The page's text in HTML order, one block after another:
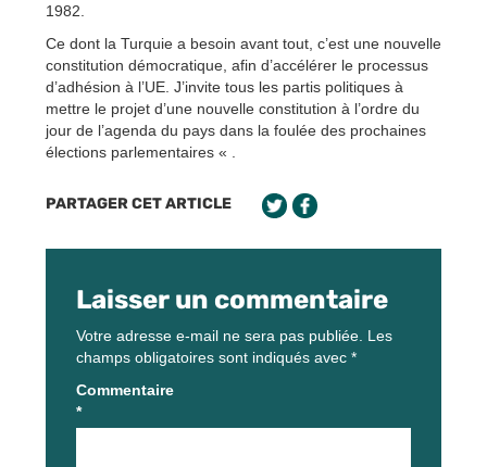
1982.
Ce dont la Turquie a besoin avant tout, c’est une nouvelle
constitution démocratique, afin d’accélérer le processus
d’adhésion à l’UE. J’invite tous les partis politiques à
mettre le projet d’une nouvelle constitution à l’ordre du
jour de l’agenda du pays dans la foulée des prochaines
élections parlementaires « .
PARTAGER CET ARTICLE
Laisser un commentaire
Votre adresse e-mail ne sera pas publiée. Les
champs obligatoires sont indiqués avec *
Commentaire
*